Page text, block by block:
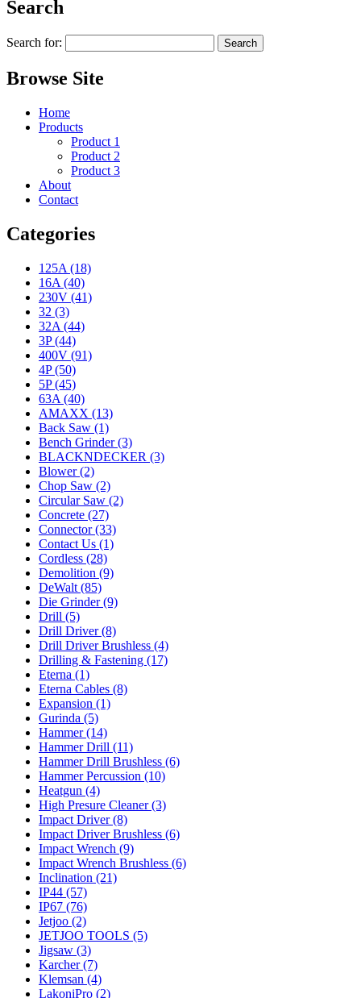
Search
Search for:
Browse Site
Home
Products
Product 1
Product 2
Product 3
About
Contact
Categories
125A (18)
16A (40)
230V (41)
32 (3)
32A (44)
3P (44)
400V (91)
4P (50)
5P (45)
63A (40)
AMAXX (13)
Back Saw (1)
Bench Grinder (3)
BLACKNDECKER (3)
Blower (2)
Chop Saw (2)
Circular Saw (2)
Concrete (27)
Connector (33)
Contact Us (1)
Cordless (28)
Demolition (9)
DeWalt (85)
Die Grinder (9)
Drill (5)
Drill Driver (8)
Drill Driver Brushless (4)
Drilling & Fastening (17)
Eterna (1)
Eterna Cables (8)
Expansion (1)
Gurinda (5)
Hammer (14)
Hammer Drill (11)
Hammer Drill Brushless (6)
Hammer Percussion (10)
Heatgun (4)
High Presure Cleaner (3)
Impact Driver (8)
Impact Driver Brushless (6)
Impact Wrench (9)
Impact Wrench Brushless (6)
Inclination (21)
IP44 (57)
IP67 (76)
Jetjoo (2)
JETJOO TOOLS (5)
Jigsaw (3)
Karcher (7)
Klemsan (4)
LakoniPro (2)